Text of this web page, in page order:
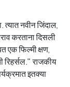
त्यात नवीन जिंदाल,
करताना दिसली
एक फिल्मी क्षण,
रिहर्सल." राजकीय
इतक्या